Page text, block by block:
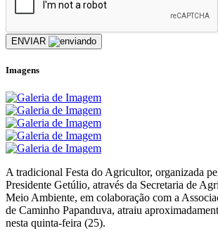
ENVIAR
Imagens
A tradicional Festa do Agricultor, organizada
Presidente Getúlio, através da Secretaria de
Meio Ambiente, em colaboração com a
de Caminho Papanduva, atraiu
nesta quinta-feira (25).